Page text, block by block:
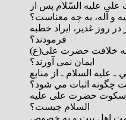
علی‌ علیه‌ السّلام پس از
و آله، به چه معناست؟
پیامبر در روز غدیر، ایراد خطبه
فرمودند؟
سنت به خلافت حضرت علی(ع)
ایمان نمی آورند؟
علي ـ عليه السلام ـ از منابع
چگونه اثبات مي شود؟
دلایل 25 سال سکوت حضرت علی علیه
السلام چیست؟
آیا امامت اهل بیت و به خصوص